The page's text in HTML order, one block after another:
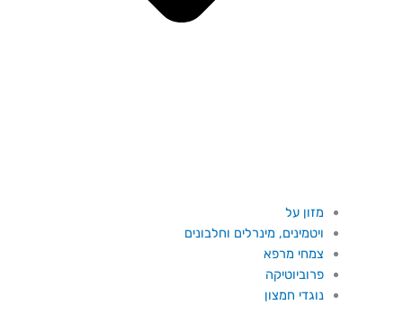
מזון על
ויטמינים, מינרלים וחלבונים
צמחי מרפא
פרוביוטיקה
נוגדי חמצון